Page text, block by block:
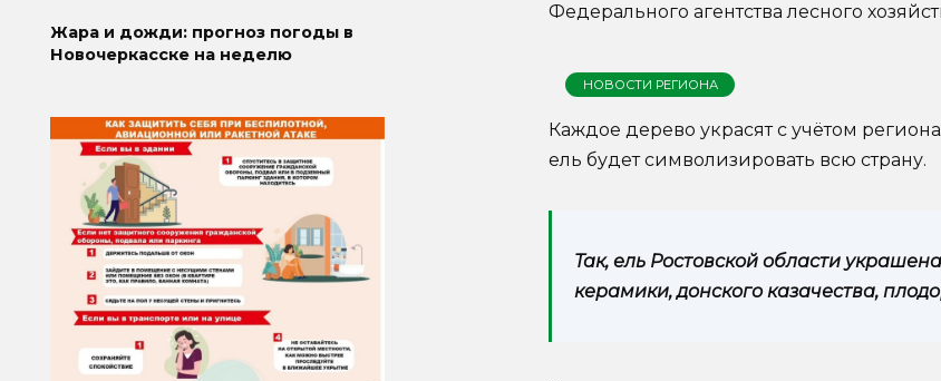
Федерального агентства лесного
НОВОСТИ РЕГИОНА
Каждое дерево украсят с учётом
ель будет символизировать всю страну.
Так, ель Ростовской области
керамики, донского казачества,
Жара и дожди: прогноз погоды в
Новочеркасске на неделю